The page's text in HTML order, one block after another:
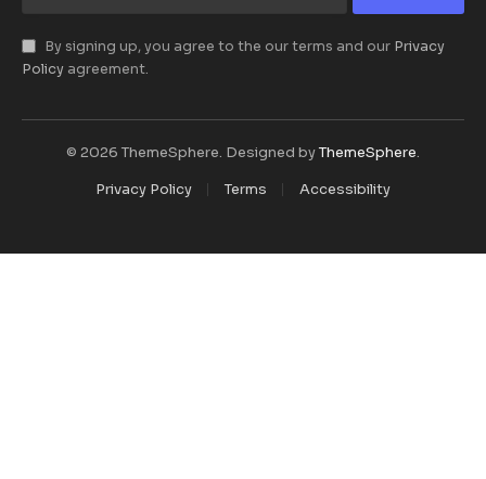
By signing up, you agree to the our terms and our Privacy
Policy agreement.
© 2026 ThemeSphere. Designed byThemeSphere.
Privacy Policy
Terms Accessibility